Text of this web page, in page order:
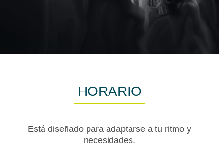
HORARIO
Está diseñado para adaptarse a tu ritmo y
necesidades.